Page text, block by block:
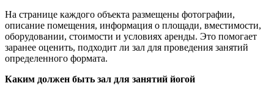
На странице каждого объекта размещены фотографии,
описание помещения, информация о площади, вместимости,
оборудовании, стоимости и условиях аренды. Это помогает
заранее оценить, подходит ли зал для проведения занятий
определенного формата.
Каким должен быть зал для занятий йогой